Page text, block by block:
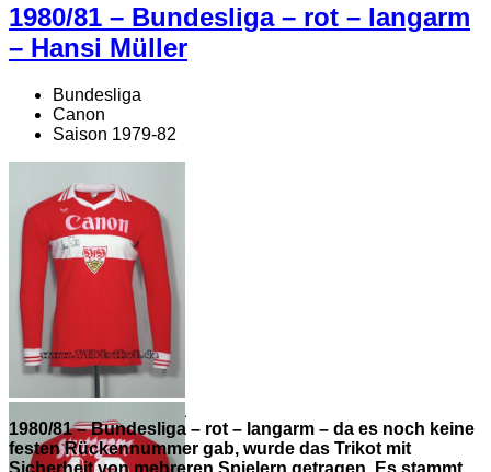
1980/81 – Bundesliga – rot – langarm
– Hansi Müller
Bundesliga
Canon
Saison 1979-82
1980/81 – Bundesliga
– rot – langarm – da
es noch keine festen
1980/81 – Bundesliga – rot – langarm – da es noch keine
festen Rückennummer gab, wurde das Trikot mit
Sicherheit von mehreren Spielern getragen. Es stammt